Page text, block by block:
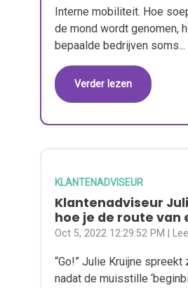
Interne mobiliteit. Hoe
de mond wordt genomen,
bepaalde bedrijven soms...
Verder lezen
KLANTENADVISEUR
Klantenadviseur
hoe je de route van
Oct 5, 2022 12:29:52 PM |
“Go!” Julie Kruijne
nadat de muisstille